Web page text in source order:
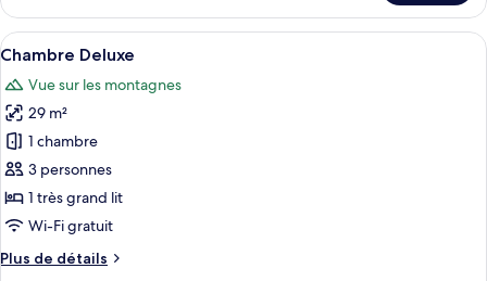
mer
(Master)
le
type
de
Suite,
terrasse,
vue
mer
(Master)
Afficher
toutes
les
photos
pour
ce
type
de
chambre :
Chambre
Une chambre d’hôtel avec un
3
Chambre Deluxe
Vue sur les montagnes
29 m²
1 chambre
3 personnes
1 très grand lit
Wi-Fi gratuit
Plus de détails
Plus